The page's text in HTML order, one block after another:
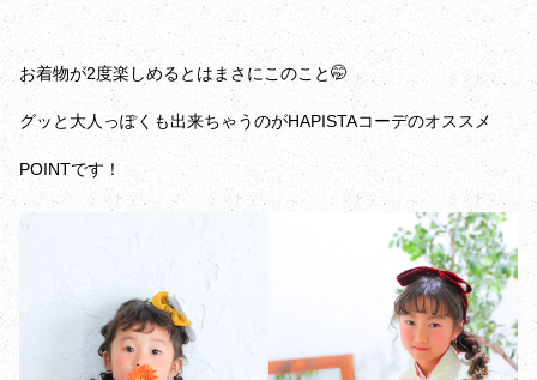
お着物が2度楽しめるとはまさにこのこと🤭
グッと大人っぽくも出来ちゃうのがHAPISTAコーデのオススメ
POINTです！